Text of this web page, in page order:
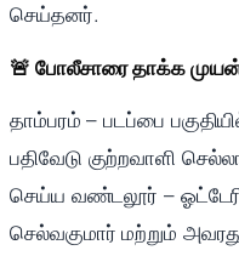
செய்தனர்.
🚨 போலீசாரை தாக்க
தாம்பரம் – படப்பை
பதிவேடு குற்றவாளி
செய்ய வண்டலூர் –
செல்வகுமார் மற்றும்